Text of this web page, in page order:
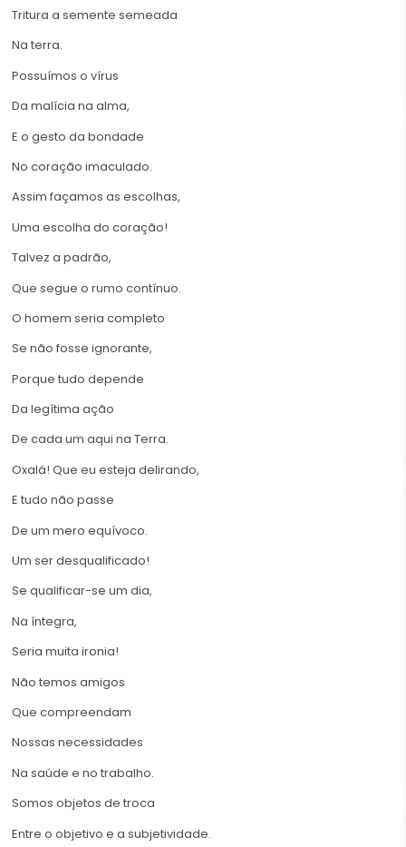
Tritura a semente semeada
Na terra.
Possuímos o vírus
Da malícia na alma,
E o gesto da bondade
No coração imaculado.
Assim façamos as escolhas,
Uma escolha do coração!
Talvez a padrão,
Que segue o rumo contínuo.
O homem seria completo
Se não fosse ignorante,
Porque tudo depende
Da legítima ação
De cada um aqui na Terra.
Oxalá! Que eu esteja delirando,
E tudo não passe
De um mero equívoco.
Um ser desqualificado!
Se qualificar-se um dia,
Na íntegra,
Seria muita ironia!
Não temos amigos
Que compreendam
Nossas necessidades
Na saúde e no trabalho.
Somos objetos de troca
Entre o objetivo e a subjetividade.